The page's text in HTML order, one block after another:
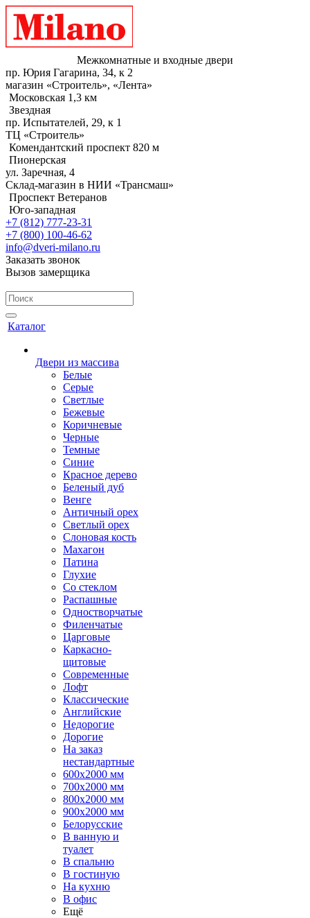
Межкомнатные и входные двери
пр. Юрия Гагарина, 34, к 2
магазин «Строитель», «Лента»
Московская 1,3 км
Звездная
пр. Испытателей, 29, к 1
ТЦ «Строитель»
Комендантский проспект 820 м
Пионерская
ул. Заречная, 4
Склад-магазин в НИИ «Трансмаш»
Проспект Ветеранов
Юго-западная
+7 (812) 777-23-31
+7 (800) 100-46-62
info@dveri-milano.ru
Заказать звонок
Вызов замерщика
Каталог
Двери из массива
Белые
Серые
Светлые
Бежевые
Коричневые
Черные
Темные
Синие
Красное дерево
Беленый дуб
Венге
Античный орех
Светлый орех
Слоновая кость
Махагон
Патина
Глухие
Со стеклом
Распашные
Одностворчатые
Филенчатые
Царговые
Каркасно-
щитовые
Современные
Лофт
Классические
Английские
Недорогие
Дорогие
На заказ
нестандартные
600х2000 мм
700х2000 мм
800х2000 мм
900х2000 мм
Белорусские
В ванную и
туалет
В спальню
В гостиную
На кухню
В офис
Ещё